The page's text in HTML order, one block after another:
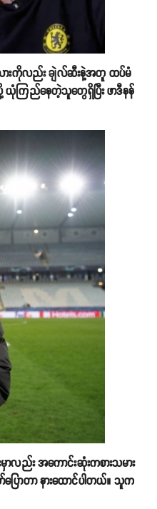
လားကိုလည်း ချဲလ်ဆီးနဲ့အတူ ထပ်မံ
ကြည်နေတဲ့သူတွေရှိပြီး ဖာဒီနန်
လည်း အကောင်းဆုံးကစားသမား
ောတာ နားထောင်ပါတယ်။ သူက